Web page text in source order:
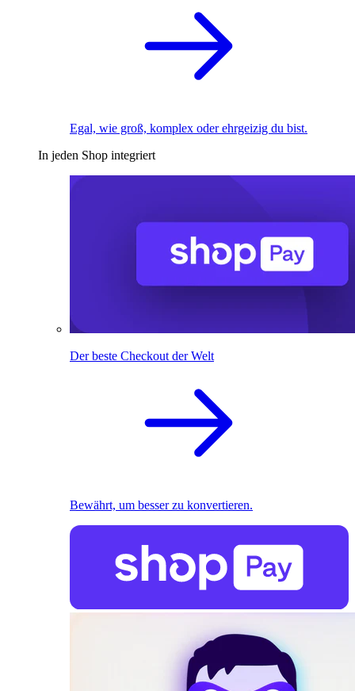
Egal, wie groß, komplex oder ehrgeizig du bist.
In jeden Shop integriert
Der beste Checkout der Welt
Bewährt, um besser zu konvertieren.